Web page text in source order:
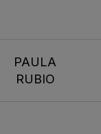
PAULA
RUBIO